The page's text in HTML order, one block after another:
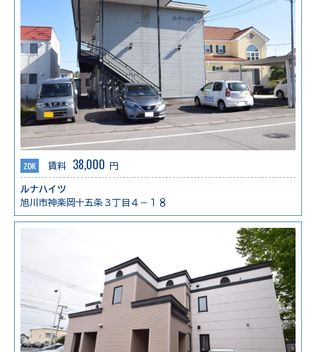
2DK 賃料 38,000 円
ルナハイツ
旭川市神楽岡十五条３丁目４－１８